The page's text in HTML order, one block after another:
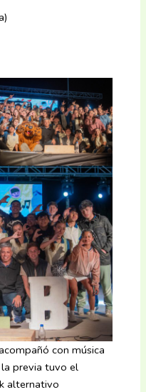
con música
la previa tuvo el
alternativo